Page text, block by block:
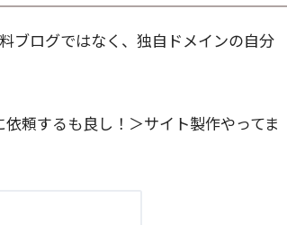
ブログではなく、独自ドメインの自分
頼するも良し！＞サイト製作やってま